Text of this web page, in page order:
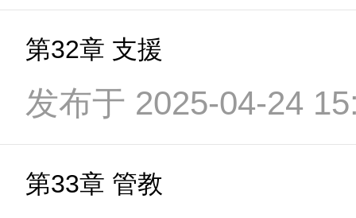
第32章 支援
发布于 2025-04-24
第33章 管教